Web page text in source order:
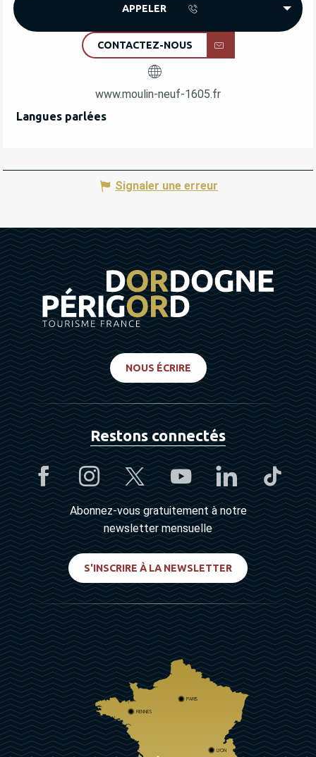
APPELER
CONTACTEZ-NOUS
www.moulin-neuf-1605.fr
Langues parlées
Langues parlées
Signaler une erreur
NOUS ÉCRIRE
Restons connectés
Abonnez-vous gratuitement à notre
newsletter mensuelle
S'INSCRIRE À LA NEWSLETTER
PARIS
RENNES
LYON